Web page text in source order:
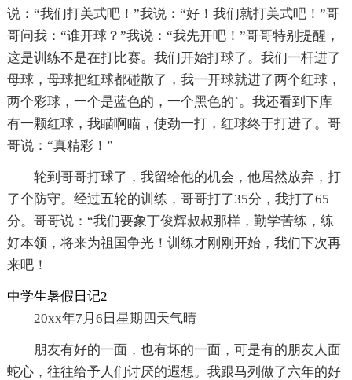
说：“我们打美式吧！”我说：“好！我们就打美式吧！”哥
哥问我：“谁开球？”我说：“我先开吧！”哥哥特别提醒，
这是训练不是在打比赛。我们开始打球了。我们一杆进了
母球，母球把红球都碰散了，我一开球就进了两个红球，
两个彩球，一个是蓝色的，一个黑色的`。我还看到下库
有一颗红球，我瞄啊瞄，使劲一打，红球终于打进了。哥
哥说：“真精彩！”
轮到哥哥打球了，我留给他的机会，他居然放弃，打
了个防守。经过五轮的训练，哥哥打了35分，我打了65
分。哥哥说：“我们要象丁俊辉叔叔那样，勤学苦练，练
好本领，将来为祖国争光！训练才刚刚开始，我们下次再
来吧！
中学生暑假日记2
20xx年7月6日星期四天气晴
朋友有好的一面，也有坏的一面，可是有的朋友人面
蛇心，往往给予人们讨厌的遐想。我跟马列做了六年的好